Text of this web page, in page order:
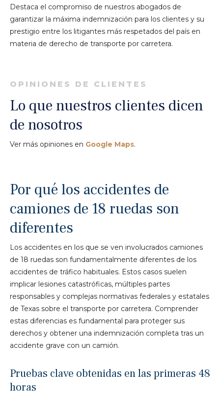
Destaca el compromiso de nuestros abogados de
garantizar la máxima indemnización para los clientes y su
prestigio entre los litigantes más respetados del país en
materia de derecho de transporte por carretera.
OPINIONES DE CLIENTES
Lo que nuestros clientes dicen
de nosotros
Ver más opiniones en Google Maps.
Por qué los accidentes de
camiones de 18 ruedas son
diferentes
Los accidentes en los que se ven involucrados camiones
de 18 ruedas son fundamentalmente diferentes de los
accidentes de tráfico habituales. Estos casos suelen
implicar lesiones catastróficas, múltiples partes
responsables y complejas normativas federales y estatales
de Texas sobre el transporte por carretera. Comprender
estas diferencias es fundamental para proteger sus
derechos y obtener una indemnización completa tras un
accidente grave con un camión.
Pruebas clave obtenidas en las primeras 48
horas